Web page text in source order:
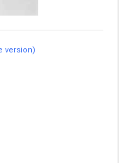
version)